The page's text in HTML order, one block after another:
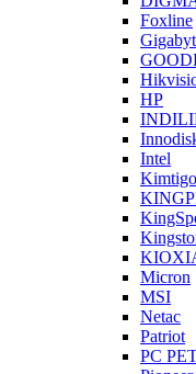
Foxline
HP
Intel
Kimtigo
Micron
MSI
Netac
Patriot
PC